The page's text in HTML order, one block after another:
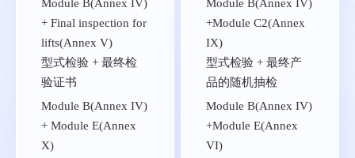
Module B(Annex IV)
+ Final inspection for
lifts(Annex V)
型式检验 + 最终检
验证书
Module B(Annex IV)
+ Module E(Annex
X)
Module B(Annex IV)
+Module C2(Annex
IX)
型式检验 + 最终产
品的随机抽检
Module B(Annex IV)
+Module E(Annex
VI)